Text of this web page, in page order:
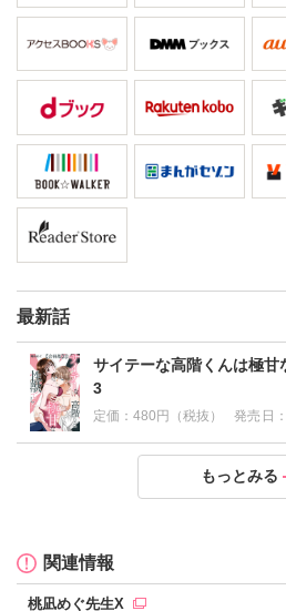
最新話
サイテーな高階くんは極甘
3
定価：480円（税抜） 発売日：
サイテーな高階くんは極甘
480円（税抜） 発売日：
サイテーな高階くんは極甘
480円（税抜） 発売日：
もっとみる
関連情報
桃凪めぐ先生X